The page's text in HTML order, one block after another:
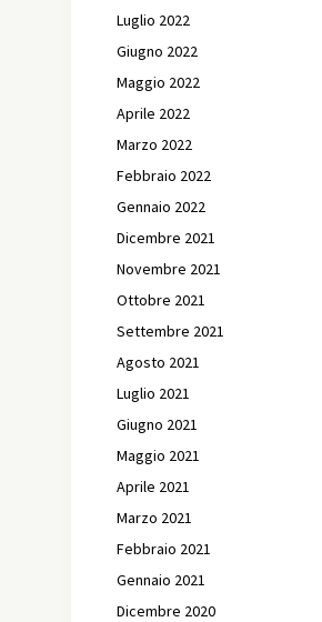
Luglio 2022
Giugno 2022
Maggio 2022
Aprile 2022
Marzo 2022
Febbraio 2022
Gennaio 2022
Dicembre 2021
Novembre 2021
Ottobre 2021
Settembre 2021
Agosto 2021
Luglio 2021
Giugno 2021
Maggio 2021
Aprile 2021
Marzo 2021
Febbraio 2021
Gennaio 2021
Dicembre 2020